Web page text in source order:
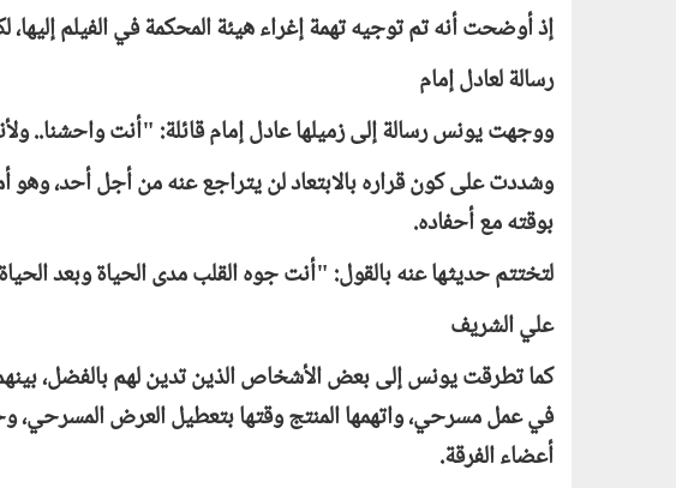
إذ أوضحت أنه تم توجيه تهمة إغراء هيئة المحكمة في الفيلم إليها،
رسالة لعادل إمام
ووجهت يونس رسالة إلى زميلها عادل إمام قائلة: "أنت واحشنا..
وشددت على كون قراره بالابتعاد لن يتراجع عنه من أجل أحد،
بوقته مع أحفاده.
لتختتم حديثها عنه بالقول: "أنت جوه القلب مدى الحياة وبعد
علي الشريف
كما تطرقت يونس إلى بعض الأشخاص الذين تدين لهم بالفضل،
في عمل مسرحي، واتهمها المنتج وقتها بتعطيل العرض
أعضاء الفرقة.